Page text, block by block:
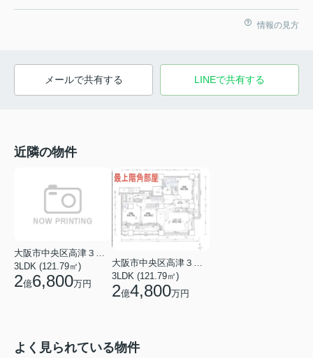
情報の見方
メールで共有する LINEで共有する
近隣の物件
大阪市中央区高津３丁目
3LDK (121.79㎡)
2億6,800万円
大阪市中央区高津３丁目
3LDK (121.79㎡)
2億4,800万円
よく見られている物件